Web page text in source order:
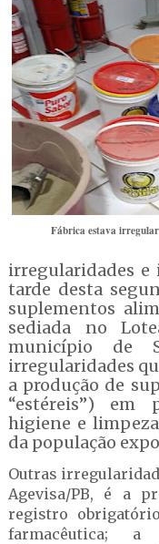
Fábrica estava
irregularidades
tarde desta
suplementos
sediada no
município de
irregularidades
a produção de
“estéreis”) em
higiene e
da população
Outras
Agevisa/PB, é a
registro
farmacêutica; a